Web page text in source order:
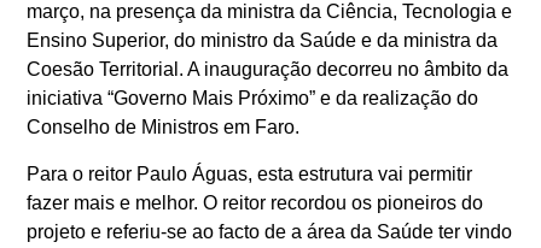
março, na presença da ministra da Ciência, Tecnologia e
Ensino Superior, do ministro da Saúde e da ministra da
Coesão Territorial. A inauguração decorreu no âmbito da
iniciativa “Governo Mais Próximo” e da realização do
Conselho de Ministros em Faro.
Para o reitor Paulo Águas, esta estrutura vai permitir
fazer mais e melhor. O reitor recordou os pioneiros do
projeto e referiu-se ao facto de a área da Saúde ter vindo